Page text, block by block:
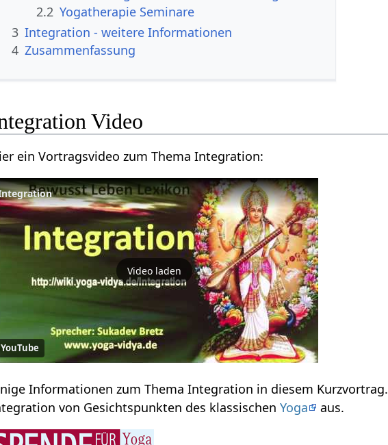
2.2 Yogatherapie Seminare
3
Integration‏‎ - weitere Informationen
4 Zusammenfassung
Integration‏‎ Video
Hier ein Vortragsvideo zum Thema Integration‏‎:
Integration‏‎
Video laden
YouTube
Einige Informationen zum Thema Integration‏‎ in diesem Kurzvortrag.
Integration‏‎ von Gesichtspunkten des klassischenYoga aus.